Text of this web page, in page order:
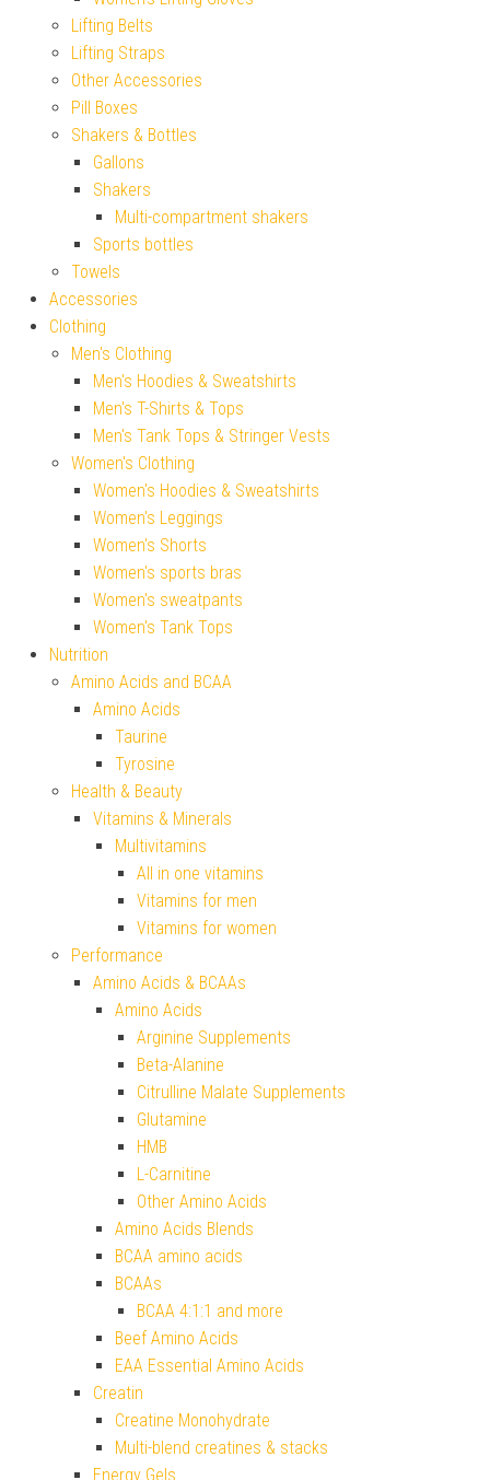
Lifting Belts
Lifting Straps
Other Accessories
Pill Boxes
Shakers & Bottles
Gallons
Shakers
Multi-compartment shakers
Sports bottles
Towels
Accessories
Clothing
Men's Clothing
Men's Hoodies & Sweatshirts
Men's T-Shirts & Tops
Men's Tank Tops & Stringer Vests
Women's Clothing
Women's Hoodies & Sweatshirts
Women's Leggings
Women's Shorts
Women's sports bras
Women's sweatpants
Women's Tank Tops
Nutrition
Amino Acids and BCAA
Amino Acids
Taurine
Tyrosine
Health & Beauty
Vitamins & Minerals
Multivitamins
All in one vitamins
Vitamins for men
Vitamins for women
Performance
Amino Acids & BCAAs
Amino Acids
Arginine Supplements
Beta-Alanine
Citrulline Malate Supplements
Glutamine
HMB
L-Carnitine
Other Amino Acids
Amino Acids Blends
BCAA amino acids
BCAAs
BCAA 4:1:1 and more
Beef Amino Acids
EAA Essential Amino Acids
Creatin
Creatine Monohydrate
Multi-blend creatines & stacks
Energy Gels